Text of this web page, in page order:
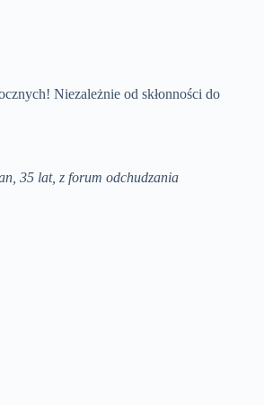
Niezależnie od skłonności do
35 lat, z forum odchudzania